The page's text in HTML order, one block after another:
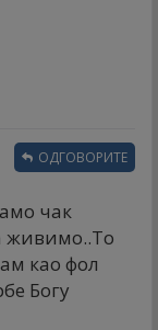
чак
живимо..То
као фол
Богу
ОДГОВОРИТЕ